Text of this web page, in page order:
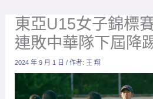
東亞U15女子錦標
連敗中華隊下屆降
2024 年 9 月 1 日/ 作者: 王 翔